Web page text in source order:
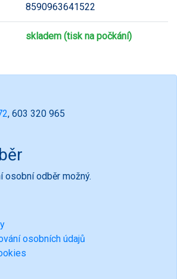
8590963641522
skladem (tisk na počkání)
, 603 320 965
osobní odběr možný.
osobních údajů